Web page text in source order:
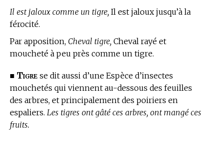
Il est jaloux comme un tigre, Il est jaloux jusqu’à la
férocité.
Par apposition, Cheval tigre, Cheval rayé et
moucheté à peu près comme un tigre.
■ Tigre se dit aussi d’une Espèce d’insectes
mouchetés qui viennent au-dessous des feuilles
des arbres, et principalement des poiriers en
espaliers. Les tigres ont gâté ces arbres, ont mangé ces
fruits.